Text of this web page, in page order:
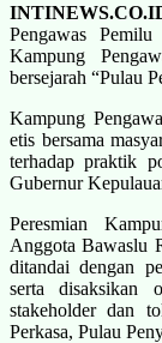
Pengawas
Kampung
bersejarah “Pulau
Kampung
etis bersama
terhadap praktik
Gubernur
Peresmian
Anggota Bawaslu
ditandai dengan
serta disaksikan
stakeholder dan
Perkasa, Pulau